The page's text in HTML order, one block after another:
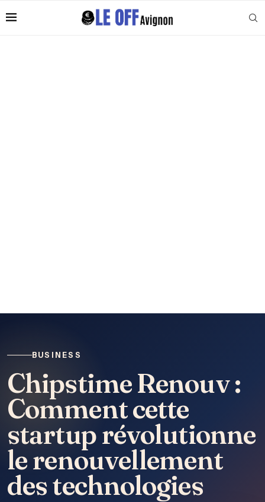
BUSINESS
Chipstime Renouv :
Comment cette
startup révolutionne
le renouvellement
des technologies